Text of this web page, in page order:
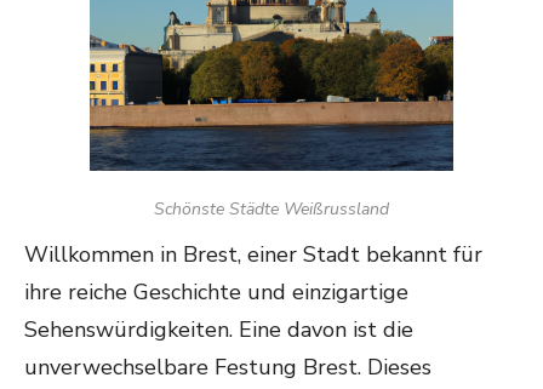
Schönste Städte Weißrussland
Willkommen in Brest, einer Stadt bekannt für
ihre reiche Geschichte und einzigartige
Sehenswürdigkeiten. Eine davon ist die
unverwechselbare Festung Brest. Dieses